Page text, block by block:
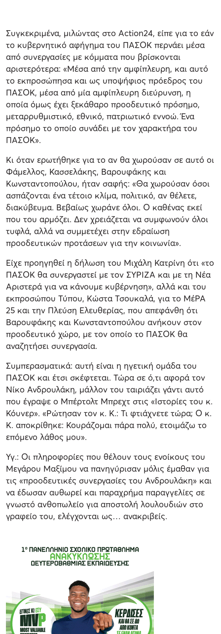
Συγκεκριμένα, μιλώντας στο Action24, είπε για το εάν
το κυβερνητικό αφήγημα του ΠΑΣΟΚ περνάει μέσα
από συνεργασίες με κόμματα που βρίσκονται
αριστερότερα: «Μέσα από την αμφίπλευρη, και αυτό
το εκπροσώπησα και ως υποψήφιος πρόεδρος του
ΠΑΣΟΚ, μέσα από μία αμφίπλευρη διεύρυνση, η
οποία όμως έχει ξεκάθαρο προοδευτικό πρόσημο,
μεταρρυθμιστικό, εθνικό, πατριωτικό εννοώ. Ένα
πρόσημο το οποίο συνάδει με τον χαρακτήρα του
ΠΑΣΟΚ».
Κι όταν ερωτήθηκε για το αν θα χωρούσαν σε αυτό οι
Φάμελλος, Κασσελάκης, Βαρουφάκης και
Κωνσταντοπούλου, ήταν σαφής: «Θα χωρούσαν όσοι
ασπάζονται ένα τέτοιο κλίμα, πολιτικό, αν θέλετε,
διακύβευμα. Βεβαίως χωράνε όλοι. Ο καθένας εκεί
που του αρμόζει. Δεν χρειάζεται να συμφωνούν όλοι
τυφλά, αλλά να συμμετέχει στην εδραίωση
προοδευτικών προτάσεων για την κοινωνία».
Είχε προηγηθεί η δήλωση του Μιχάλη Κατρίνη ότι «το
ΠΑΣΟΚ θα συνεργαστεί με τον ΣΥΡΙΖΑ και με τη Νέα
Αριστερά για να κάνουμε κυβέρνηση», αλλά και του
εκπροσώπου Τύπου, Κώστα Τσουκαλά, για το ΜέΡΑ
25 και την Πλεύση Ελευθερίας, που απεφάνθη ότι
Βαρουφάκης και Κωνσταντοπούλου ανήκουν στον
προοδευτικό χώρο, με τον οποίο το ΠΑΣΟΚ θα
αναζητήσει συνεργασία.
Συμπερασματικά: αυτή είναι η ηγετική ομάδα του
ΠΑΣΟΚ και έτσι σκέφτεται. Τώρα σε ό,τι αφορά τον
Νίκο Ανδρουλάκη, μάλλον του ταιριάζει γάντι αυτό
που έγραψε ο Μπέρτολτ Μπρεχτ στις «Ιστορίες του κ.
Κόυνερ». «Ρώτησαν τον κ. Κ.: Τι φτιάχνετε τώρα; Ο κ.
Κ. αποκρίθηκε: Κουράζομαι πάρα πολύ, ετοιμάζω το
επόμενο λάθος μου».
Υγ.: Οι πληροφορίες που θέλουν τους ενοίκους του
Μεγάρου Μαξίμου να πανηγύρισαν μόλις έμαθαν για
τις «προοδευτικές συνεργασίες του Ανδρουλάκη» και
να έδωσαν αυθωρεί και παραχρήμα παραγγελίες σε
γνωστό ανθοπωλείο για αποστολή λουλουδιών στο
γραφείο του, ελέγχονται ως… ανακριβείς.